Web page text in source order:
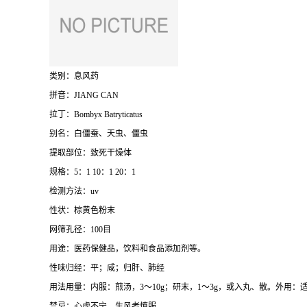
类别：息风药
拼音：JIANG CAN
拉丁： Bombyx Batryticatus
别名：白僵蚕、天虫、僵虫
提取部位：致死干燥体
规格：5：1 10：1 20：1
检测方法：uv
性状：棕黄色粉末
网筛孔径：100目
用途：医药保健品，饮料和食品添加剂等。
性味归经：平；咸；归肝、肺经
用法用量：内服：煎汤，3～10g；研末，1～3g，或入丸、散。外用：